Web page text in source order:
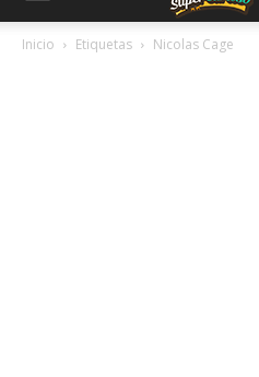
Inicio Etiquetas Nicolas Cage